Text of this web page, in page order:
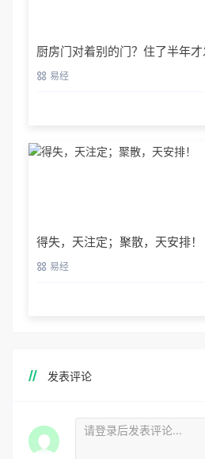
厨房门对着别的门？住了半年
“不太平”
易经
得失，天注定；聚散，天安排！
易经
发表评论